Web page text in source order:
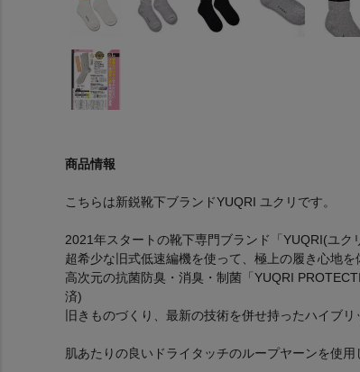
商品情報
こちらは新鋭靴下ブランドYUQRI ユクリです。
2021年スタートの靴下専門ブランド「YUQRI(ユク
超希少な旧式低速編機を使って、極上の履き心地を
高次元の抗菌防臭・消臭・制菌「YUQRI
済)
旧きものづくり、最新の技術を併せ持ったハイブリ
肌あたりの良いドライタッチのループヤーンを使用